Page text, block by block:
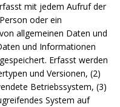
mit jedem Aufruf der
oder ein
allgemeinen Daten und
und Informationen
Erfasst werden
und Versionen, (2)
Betriebssystem, (3)
System auf